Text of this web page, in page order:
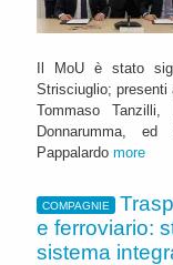
Il MoU è stato
Strisciuglio; presenti
Tommaso
Donnarumma,
Pappalardo more
COMPAGNIE
e ferroviario:
sistema